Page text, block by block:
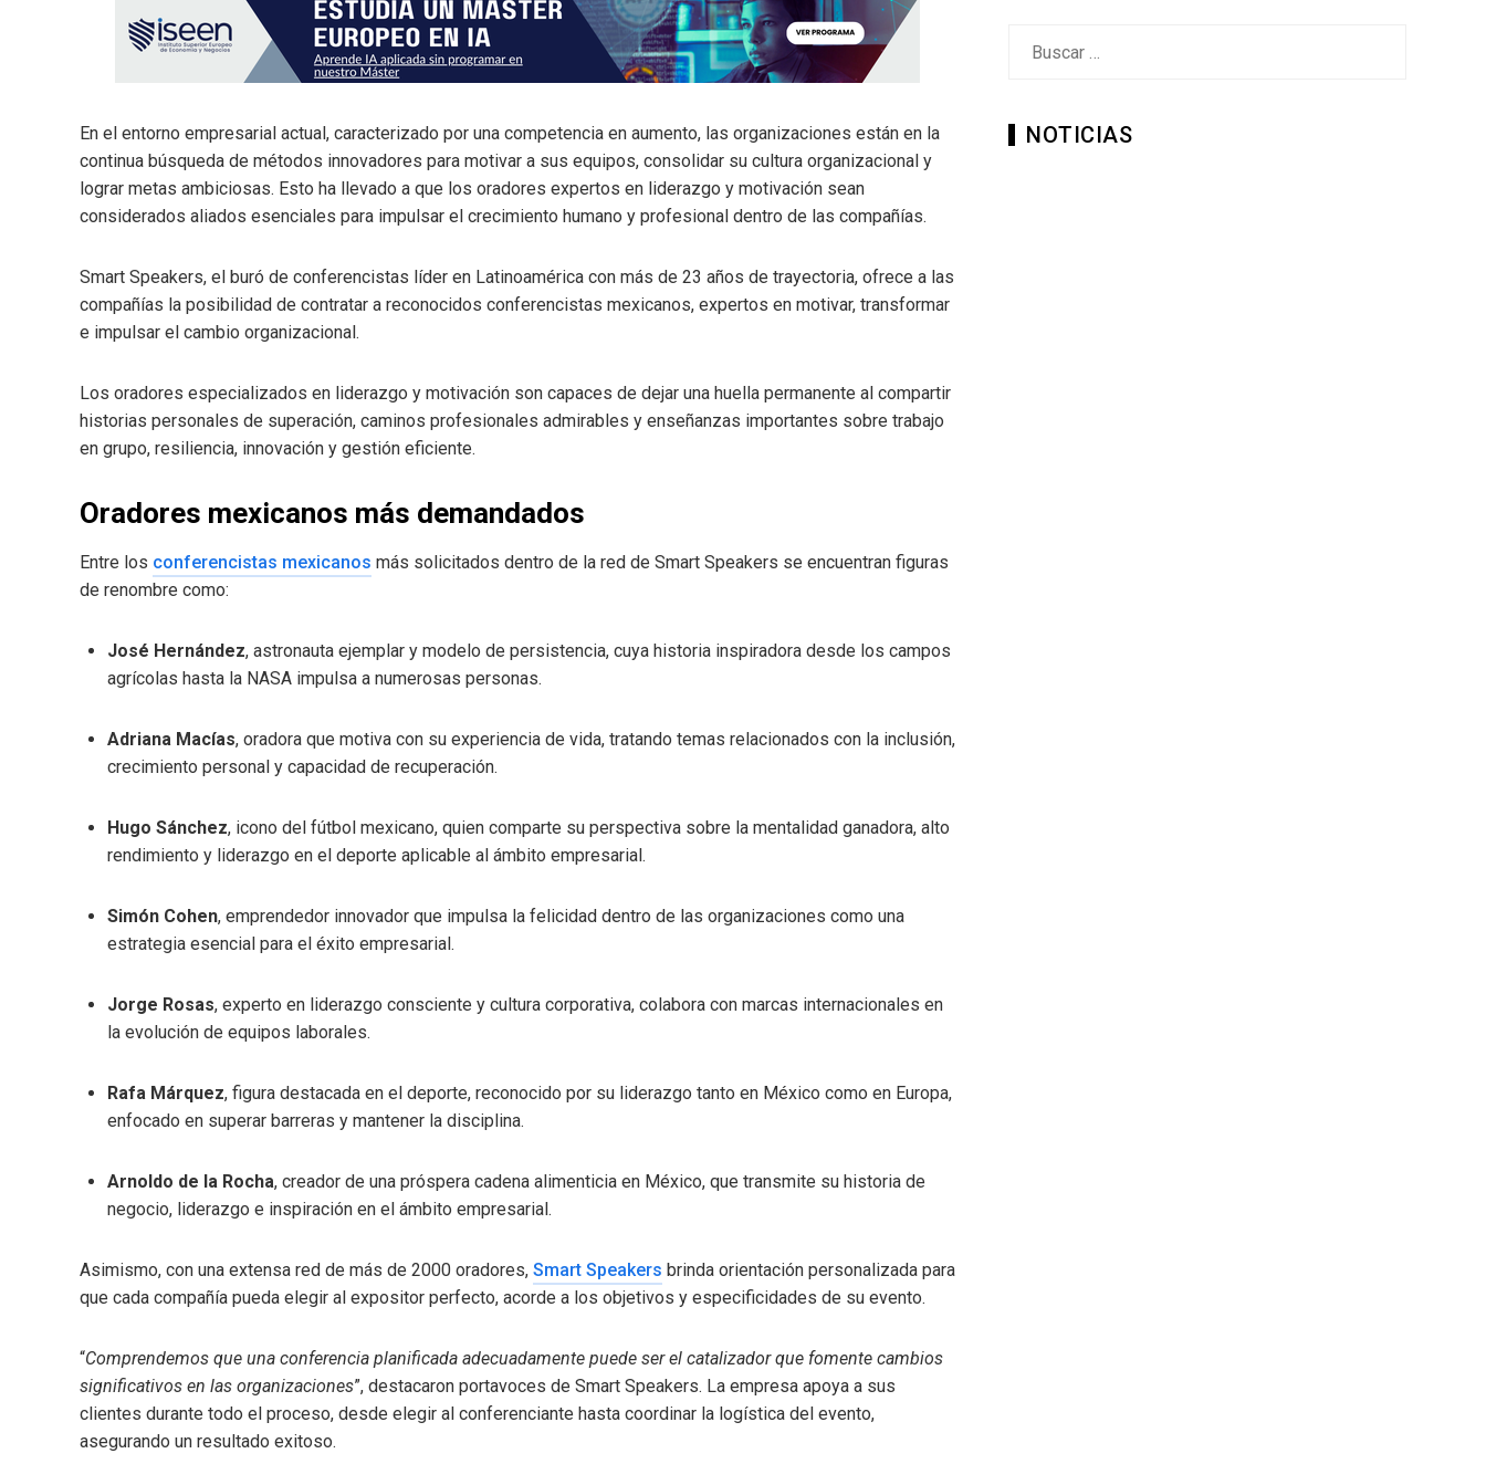
En el entorno empresarial actual, caracterizado por una competencia en aumento, las organizaciones están en la
continua búsqueda de métodos innovadores para motivar a sus equipos, consolidar su cultura organizacional y
lograr metas ambiciosas. Esto ha llevado a que los oradores expertos en liderazgo y motivación sean
considerados aliados esenciales para impulsar el crecimiento humano y profesional dentro de las compañías.
Smart Speakers, el buró de conferencistas líder en Latinoamérica con más de 23 años de trayectoria, ofrece a las
compañías la posibilidad de contratar a reconocidos conferencistas mexicanos, expertos en motivar, transformar
e impulsar el cambio organizacional.
Los oradores especializados en liderazgo y motivación son capaces de dejar una huella permanente al compartir
historias personales de superación, caminos profesionales admirables y enseñanzas importantes sobre trabajo
en grupo, resiliencia, innovación y gestión eficiente.
Oradores mexicanos más demandados
Entre los conferencistas mexicanos más solicitados dentro de la red de Smart Speakers se encuentran figuras
de renombre como:
José Hernández, astronauta ejemplar y modelo de persistencia, cuya historia inspiradora desde los campos
agrícolas hasta la NASA impulsa a numerosas personas.
Adriana Macías, oradora que motiva con su experiencia de vida, tratando temas relacionados con la inclusión,
crecimiento personal y capacidad de recuperación.
Hugo Sánchez, icono del fútbol mexicano, quien comparte su perspectiva sobre la mentalidad ganadora, alto
rendimiento y liderazgo en el deporte aplicable al ámbito empresarial.
Simón Cohen, emprendedor innovador que impulsa la felicidad dentro de las organizaciones como una
estrategia esencial para el éxito empresarial.
Jorge Rosas, experto en liderazgo consciente y cultura corporativa, colabora con marcas internacionales en
la evolución de equipos laborales.
Rafa Márquez, figura destacada en el deporte, reconocido por su liderazgo tanto en México como en Europa,
enfocado en superar barreras y mantener la disciplina.
Arnoldo de la Rocha, creador de una próspera cadena alimenticia en México, que transmite su historia de
negocio, liderazgo e inspiración en el ámbito empresarial.
Asimismo, con una extensa red de más de 2000 oradores, Smart Speakers brinda orientación personalizada para
que cada compañía pueda elegir al expositor perfecto, acorde a los objetivos y especificidades de su evento.
“Comprendemos que una conferencia planificada adecuadamente puede ser el catalizador que fomente cambios
significativos en las organizaciones”, destacaron portavoces de Smart Speakers. La empresa apoya a sus
clientes durante todo el proceso, desde elegir al conferenciante hasta coordinar la logística del evento,
asegurando un resultado exitoso.
NOTICIAS